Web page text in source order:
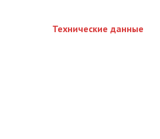
Технические данные